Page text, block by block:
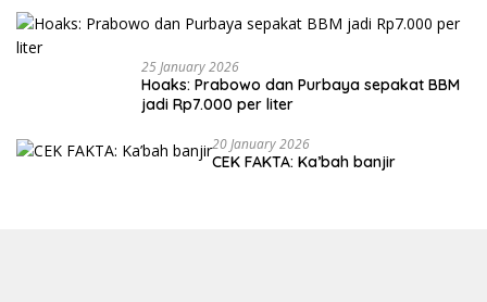
25 January 2026
Hoaks: Prabowo dan Purbaya sepakat BBM
jadi Rp7.000 per liter
20 January 2026
CEK FAKTA: Ka’bah banjir